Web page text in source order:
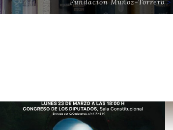
Fundación Muñoz-Torrero>